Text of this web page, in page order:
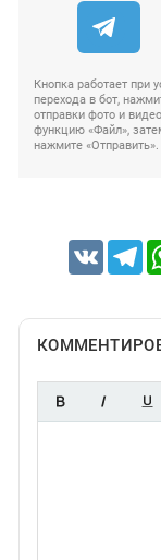
Кнопка работает при
перехода в бот,
отправки фото и
функцию «Файл»,
нажмите «Отправить».
VK